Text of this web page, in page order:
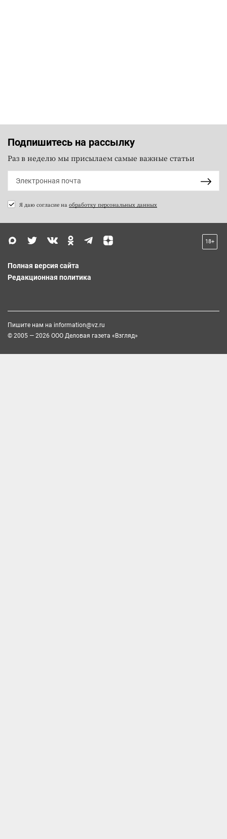
Подпишитесь на рассылку
Раз в неделю мы присылаем самые важные статьи
Я даю согласие на обработку персональных данных
18+
Полная версия сайта
Редакционная политика
Пишите нам на information@vz.ru
© 2005 — 2026 ООО Деловая газета «Взгляд»